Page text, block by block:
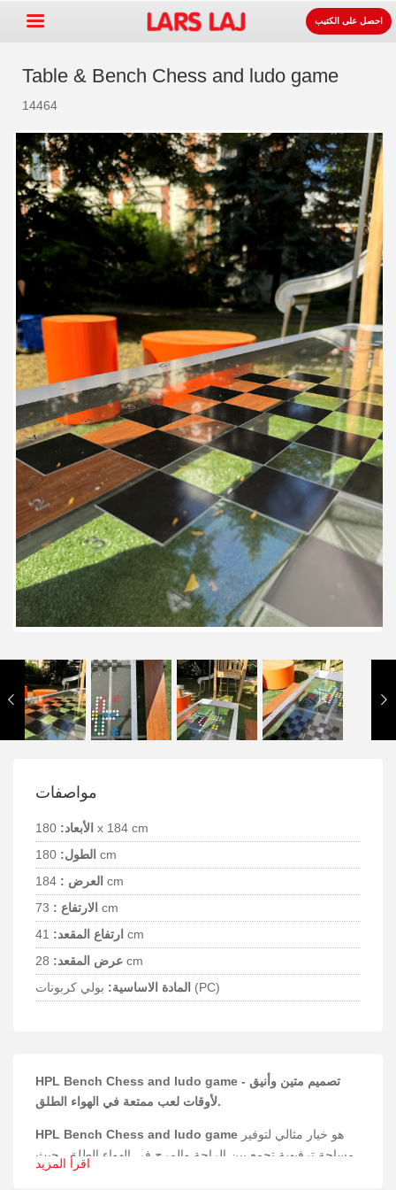
معدات ساحات اللعب +
لوازوم المواقف و الطرقات +
معدات الرياضة +
سطح +
عنا +
اتصل
اطلب الكتيب.
LarsLaj Worldwide
Lars Laj on Facebook
احصل على الكتيب
Table & Bench Chess and ludo game
14464
مواصفات
الأبعاد: 180 x 184 cm
الطول: 180 cm
العرض : 184 cm
الارتفاع : 73 cm
ارتفاع المقعد: 41 cm
عرض المقعد: 28 cm
المادة الاساسية: بولي كربونات (PC)
HPL Bench Chess and ludo game - تصميم متين وأنيق
لأوقات لعب ممتعة في الهواء الطلق.
HPL Bench Chess and ludo game
مساحة ترفيهية تجمع بين الراحة والمرح في الهواء الطلق، حيث
اقرأ المزيد